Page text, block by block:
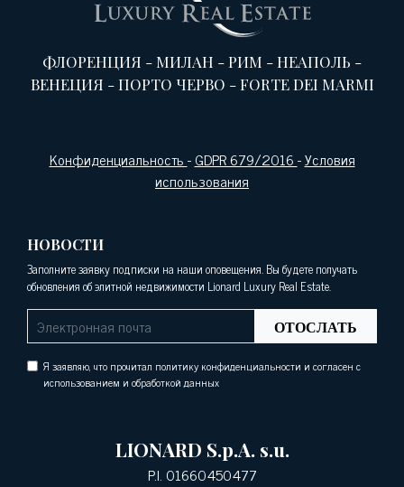
ФЛОРЕНЦИЯ -МИЛАН -РИМ -НЕАПОЛЬ -
ВЕНЕЦИЯ -ПОРТО ЧЕРВО -FORTE DEI MARMI
Конфиденциальность-GDPR 679/2016-Условия
использования
НОВОСТИ
Заполните заявку подписки на наши оповещения. Вы будете получать
обновления об элитной недвижимости Lionard Luxury Real Estate.
ОТОСЛАТЬ
Я заявляю, что прочитал политику конфиденциальности и согласен с
использованием и обработкой данных
LIONARD S.p.A. s.u.
P.I. 01660450477